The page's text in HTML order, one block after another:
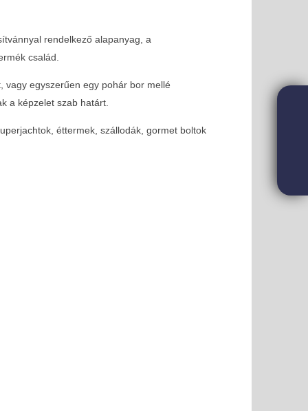
rendelkező alapanyag, a
család.
vagy egyszerűen egy pohár bor mellé
a képzelet szab határt.
éttermek, szállodák, gormet boltok